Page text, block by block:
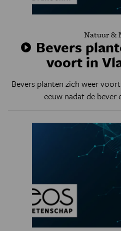
Natuur &
Bevers
voort in
Bevers planten zich weer
eeuw nadat de bever